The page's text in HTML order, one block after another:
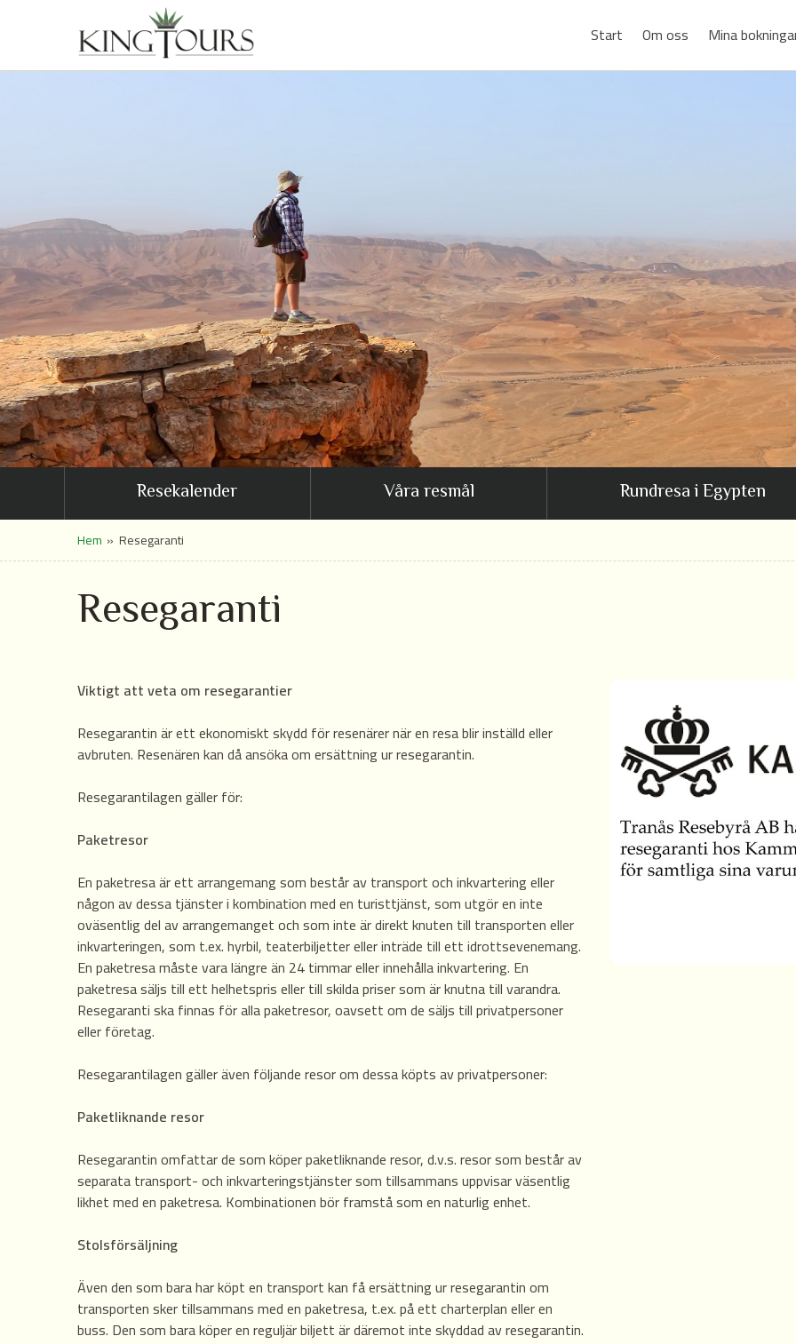
Start Om oss Mina
Resekalender Våra resmål Rundresa i Egypten
Hem » Resegaranti
Resegaranti
Viktigt att veta om resegarantier
Resegarantin är ett ekonomiskt skydd för resenärer när en resa blir inställd eller
avbruten. Resenären kan då ansöka om ersättning ur resegarantin.
Resegarantilagen gäller för:
Paketresor
En paketresa är ett arrangemang som består av transport och inkvartering eller
någon av dessa tjänster i kombination med en turisttjänst, som utgör en inte
oväsentlig del av arrangemanget och som inte är direkt knuten till transporten eller
inkvarteringen, som t.ex. hyrbil, teaterbiljetter eller inträde till ett idrottsevenemang.
En paketresa måste vara längre än 24 timmar eller innehålla inkvartering. En
paketresa säljs till ett helhetspris eller till skilda priser som är knutna till varandra.
Resegaranti ska finnas för alla paketresor, oavsett om de säljs till privatpersoner
eller företag.
Resegarantilagen gäller även följande resor om dessa köpts av privatpersoner:
Paketliknande resor
Resegarantin omfattar de som köper paketliknande resor, d.v.s. resor som består av
separata transport- och inkvarteringstjänster som tillsammans uppvisar väsentlig
likhet med en paketresa. Kombinationen bör framstå som en naturlig enhet.
Stolsförsäljning
Även den som bara har köpt en transport kan få ersättning ur resegarantin om
transporten sker tillsammans med en paketresa, t.ex. på ett charterplan eller en
buss. Den som bara köper en reguljär biljett är däremot inte skyddad av resegarantin.